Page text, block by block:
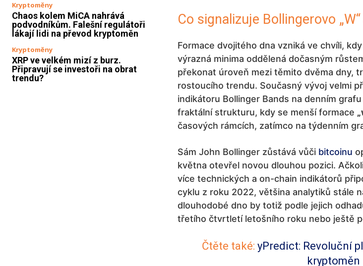
Kryptoměny
Chaos kolem MiCA nahrává
podvodníkům. Falešní regulátoři
lákají lidi na převod kryptoměn
Kryptoměny
XRP ve velkém mizí z burz.
Připravují se investoři na obrat
trendu?
Co signalizuje Bollingerovo
Formace dvojitého dna vzniká ve chvíli,
výrazná minima oddělená dočasným
překonat úroveň mezi těmito dvěma dny,
rostoucího trendu. Současný vývoj velmi
indikátoru Bollinger Bands na denním
fraktální strukturu, kdy se menší formace
časových rámcích, zatímco na týdenním
Sám John Bollinger zůstává vůči bitcoinu
května otevřel novou dlouhou pozici.
více technických a on-chain indikátorů
cyklu z roku 2022, většina analytiků stále
dlouhodobé dno by totiž podle jejich
třetího čtvrtletí letošního roku nebo ještě
Čtěte také: yPredict: Revoluční
kryptoměn